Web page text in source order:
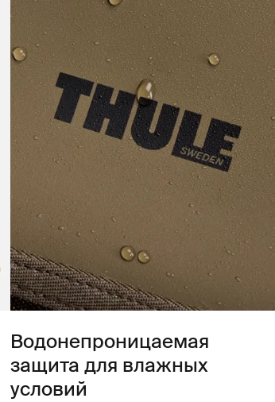
Водонепроницаемая
защита для влажных
условий